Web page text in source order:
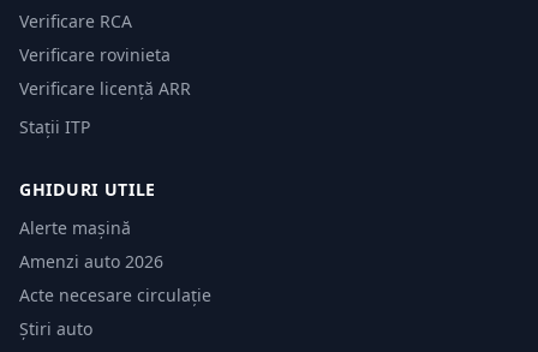
Verificare RCA
Verificare rovinieta
Verificare licență ARR
Stații ITP
GHIDURI UTILE
Alerte mașină
Amenzi auto 2026
Acte necesare circulație
Știri auto